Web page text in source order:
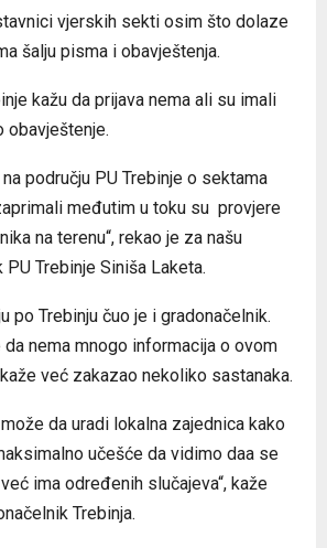
vjerskih sekti osim što dolaze
šalju pisma i obavještenja.
kažu da prijava nema ali su imali
obavještenje.
području PU Trebinje o sektama
međutim u toku su provjere
na terenu“, rekao je za našu
Trebinje Siniša Laketa.
po Trebinju čuo je i gradonačelnik.
nema mnogo informacija o ovom
već zakazao nekoliko sastanaka.
da uradi lokalna zajednica kako
učešće da vidimo daa se
ima određenih slučajeva“, kaže
Trebinja.